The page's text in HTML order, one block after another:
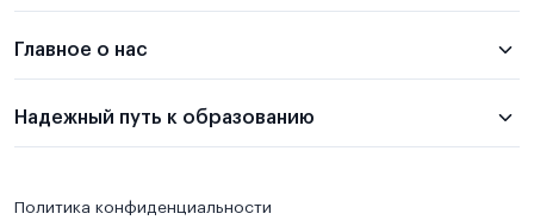
Главное о нас
Надежный путь к образованию
Политика конфиденциальности